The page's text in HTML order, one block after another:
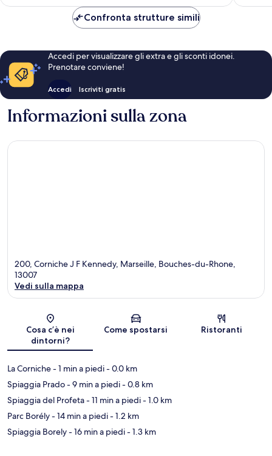
150 €
Confronta strutture simili
Accedi per visualizzare gli extra e gli sconti idonei.
Prenotare conviene!
Accedi Iscriviti gratis
Informazioni sulla zona
200, Corniche J F Kennedy, Marseille, Bouches-du-Rhone,
13007
Vedi sulla mappa
Cosa c’è nei
dintorni?
Come spostarsi Ristoranti
La Corniche- 1 min a piedi- 0.0 km
Spiaggia Prado- 9 min a piedi- 0.8 km
Spiaggia del Profeta- 11 min a piedi- 1.0 km
Parc Borély- 14 min a piedi- 1.2 km
Spiaggia Borely- 16 min a piedi- 1.3 km